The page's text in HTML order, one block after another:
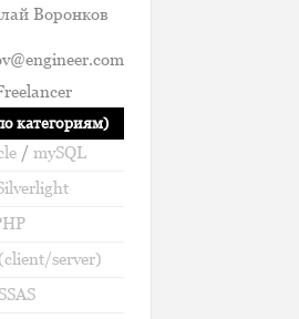
Воронков
категориям)
/ mySQL
server)
SSAS